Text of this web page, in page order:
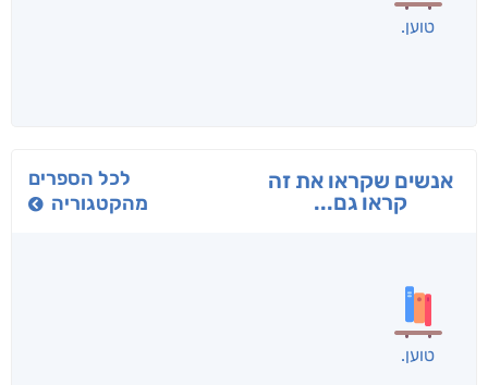
בפנוכו
חני שאטן
תרדמת
א. פ.
אנשים שקראו את זה